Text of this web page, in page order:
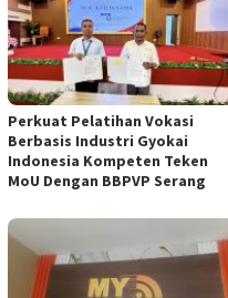
Perkuat Pelatihan Vokasi
Berbasis Industri Gyokai
Indonesia Kompeten Teken
MoU Dengan BBPVP Serang